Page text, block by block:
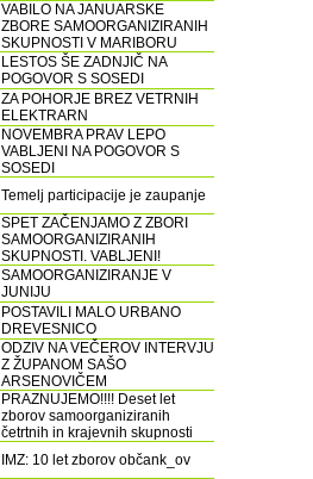
VABILO NA JANUARSKE
ZBORE SAMOORGANIZIRANIH
SKUPNOSTI V MARIBORU
LESTOS ŠE ZADNJIČ NA
POGOVOR S SOSEDI
ZA POHORJE BREZ VETRNIH
ELEKTRARN
NOVEMBRA PRAV LEPO
VABLJENI NA POGOVOR S
SOSEDI
Temelj participacije je zaupanje
SPET ZAČENJAMO Z ZBORI
SAMOORGANIZIRANIH
SKUPNOSTI. VABLJENI!
SAMOORGANIZIRANJE V
JUNIJU
POSTAVILI MALO URBANO
DREVESNICO
ODZIV NA VEČEROV INTERVJU
Z ŽUPANOM SAŠO
ARSENOVIČEM
PRAZNUJEMO!!!! Deset let
zborov samoorganiziranih
četrtnih in krajevnih skupnosti
IMZ: 10 let zborov občank_ov